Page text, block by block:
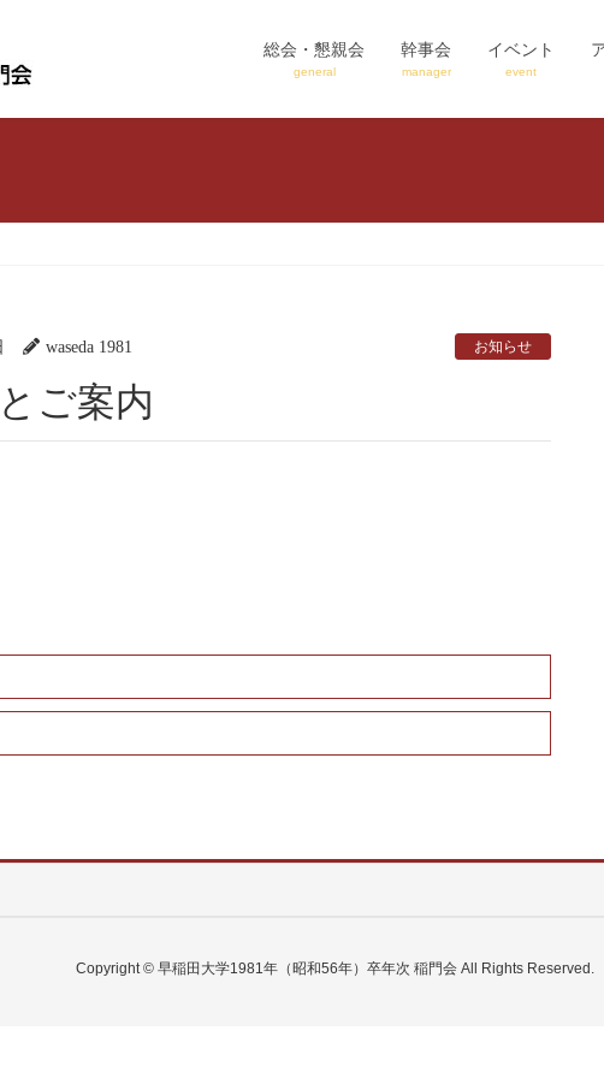
総会・懇親会
general
幹事会
manager
イベント
event
waseda 1981 お知らせ
ご案内
Copyright © 早稲田大学1981年（昭和56年）卒年次 稲門会 All Rights Reserved.